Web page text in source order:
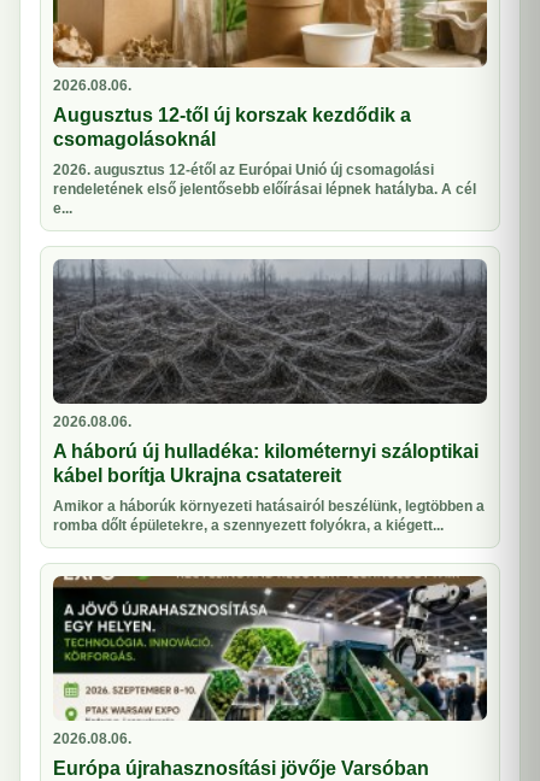
2026.08.06.
Augusztus 12-től új korszak kezdődik a
csomagolásoknál
2026. augusztus 12-étől az Európai Unió új csomagolási
rendeletének első jelentősebb előírásai lépnek hatályba. A cél
e...
2026.08.06.
A háború új hulladéka: kilométernyi száloptikai
kábel borítja Ukrajna csatatereit
Amikor a háborúk környezeti hatásairól beszélünk, legtöbben a
romba dőlt épületekre, a szennyezett folyókra, a kiégett...
2026.08.06.
Európa újrahasznosítási jövője Varsóban